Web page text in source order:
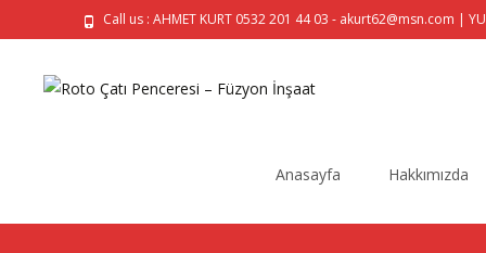
Call us : AHMET KURT 0532 201 44 03 - akurt62@msn.com |
Anasayfa Hakkımızda